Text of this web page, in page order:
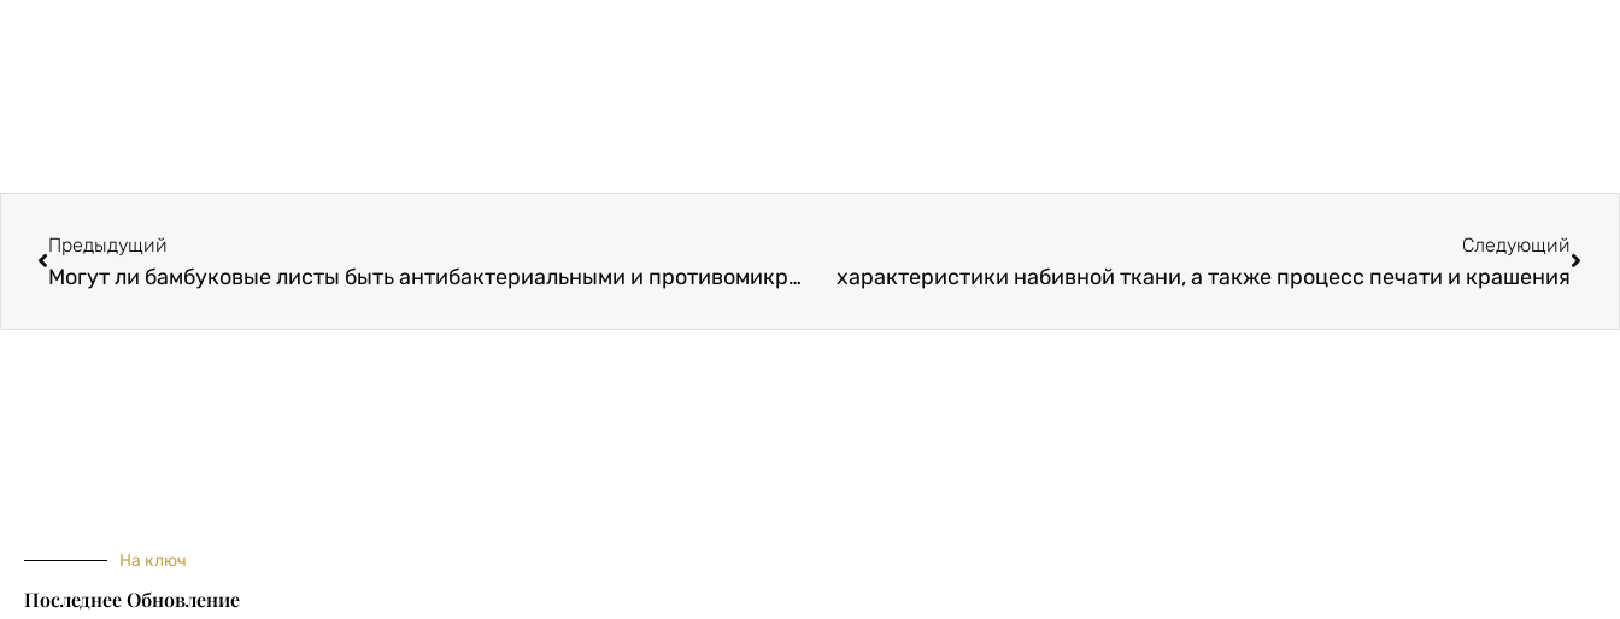
Предыдущий
Могут ли бамбуковые листы быть антибактериальными и противомикробными?
Следующий
характеристики набивной ткани, а также процесс печати и крашения
На ключ
Последнее Обновление